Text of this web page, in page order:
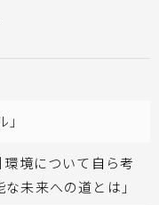
環境について自ら考
な未来への道とは」